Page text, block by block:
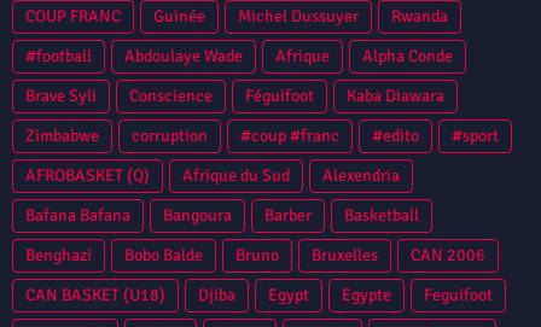
COUP FRANC
Guinée Michel Dussuyer
Rwanda
#football
Abdoulaye Wade Afrique
Alpha Conde
Brave Syli
Conscience Féguifoot
Kaba Diawara
Zimbabwe
corruption #coup #franc #edito
#sport
AFROBASKET (Q)
Afrique du Sud
Alexendria
Bafana Bafana
Bangoura Barber
Basketball
Benghazi
Bobo Balde Bruno Bruxelles
CAN 2006
CAN BASKET (U18)
Djiba Egypt Egypte
Feguifoot